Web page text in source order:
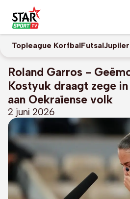
Topleague KorfbalFutsal
Roland Garros -
Kostyuk draagt zege
aan Oekraïense volk
2 juni 2026